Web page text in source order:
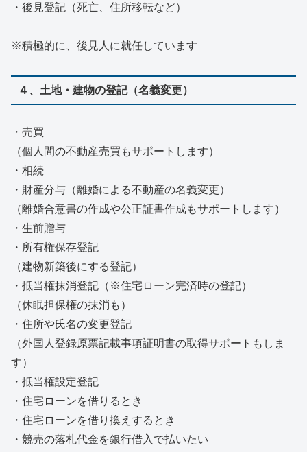
・後見登記（死亡、住所移転など）
※積極的に、後見人に就任しています
４、土地・建物の登記（名義変更）
・売買
（個人間の不動産売買もサポートします）
・相続
・財産分与（離婚による不動産の名義変更）
（離婚合意書の作成や公正証書作成もサポートします）
・生前贈与
・所有権保存登記
（建物新築後にする登記）
・抵当権抹消登記（※住宅ローン完済時の登記）
（休眠担保権の抹消も）
・住所や氏名の変更登記
（外国人登録原票記載事項証明書の取得サポートもしま
す）
・抵当権設定登記
・住宅ローンを借りるとき
・住宅ローンを借り換えするとき
・競売の落札代金を銀行借入で払いたい